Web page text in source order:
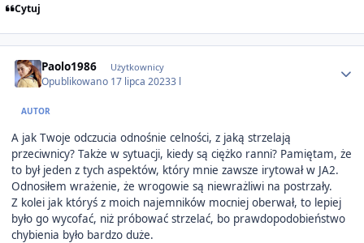
Cytuj
Paolo1986 Użytkownicy
Opublikowano 17 lipca 20233 l
AUTOR
A jak Twoje odczucia odnośnie celności, z jaką strzelają
przeciwnicy? Także w sytuacji, kiedy są ciężko ranni? Pamiętam, że
to był jeden z tych aspektów, który mnie zawsze irytował w JA2.
Odnosiłem wrażenie, że wrogowie są niewrażliwi na postrzały.
Z kolei jak któryś z moich najemników mocniej oberwał, to lepiej
było go wycofać, niż próbować strzelać, bo prawdopodobieństwo
chybienia było bardzo duże.